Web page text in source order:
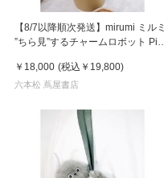
【8/7以降順次発送】mirumi ミルミ
”ちら見”するチャームロボット Pink
￥18,000 (税込 ￥19,800)
六本松 蔦屋書店